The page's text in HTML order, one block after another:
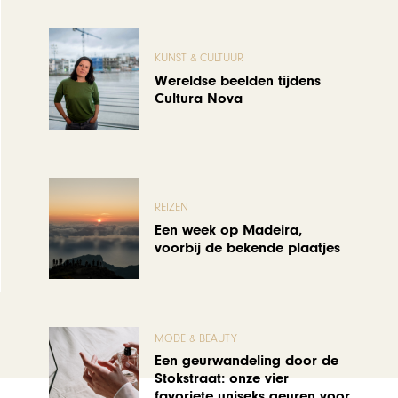
KUNST & CULTUUR
Wereldse beelden tijdens
Cultura Nova
REIZEN
Een week op Madeira,
voorbij de bekende plaatjes
MODE & BEAUTY
Een geurwandeling door de
Stokstraat: onze vier